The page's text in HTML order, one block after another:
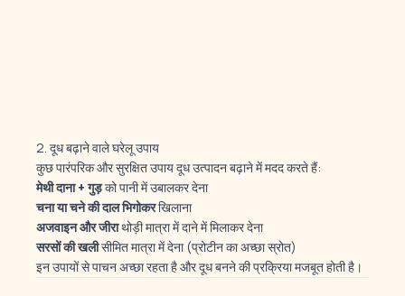
2. दूध बढ़ाने वाले घरेलू उपाय
कुछ पारंपरिक और सुरक्षित उपाय दूध उत्पादन बढ़ाने में मदद करते हैं:
मेथी दाना + गुड़को पानी में उबालकर देना
चना या चने की दाल भिगोकरखिलाना
अजवाइन और जीराथोड़ी मात्रा में दाने में मिलाकर देना
सरसों की खलीसीमित मात्रा में देना (प्रोटीन का अच्छा स्रोत)
इन उपायों से पाचन अच्छा रहता है और दूध बनने की प्रक्रिया मजबूत होती है।